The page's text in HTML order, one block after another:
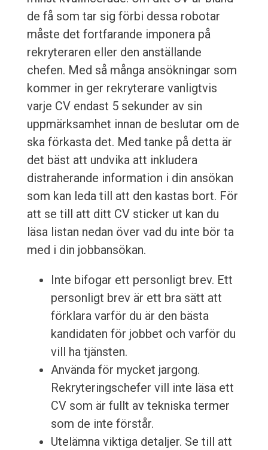
de få som tar sig förbi dessa robotar
måste det fortfarande imponera på
rekryteraren eller den anställande
chefen. Med så många ansökningar som
kommer in ger rekryterare vanligtvis
varje CV endast 5 sekunder av sin
uppmärksamhet innan de beslutar om de
ska förkasta det. Med tanke på detta är
det bäst att undvika att inkludera
distraherande information i din ansökan
som kan leda till att den kastas bort. För
att se till att ditt CV sticker ut kan du
läsa listan nedan över vad du inte bör ta
med i din jobbansökan.
Inte bifogar ett personligt brev. Ett
personligt brev är ett bra sätt att
förklara varför du är den bästa
kandidaten för jobbet och varför du
vill ha tjänsten.
Använda för mycket jargong.
Rekryteringschefer vill inte läsa ett
CV som är fullt av tekniska termer
som de inte förstår.
Utelämna viktiga detaljer. Se till att